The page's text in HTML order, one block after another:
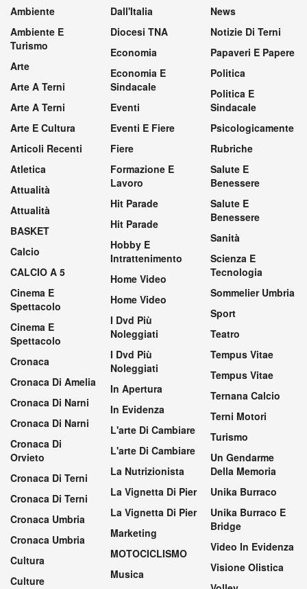
Ambiente
Ambiente E
Turismo
Arte
Arte A Terni
Arte A Terni
Arte E Cultura
Articoli Recenti
Atletica
Attualità
Attualità
BASKET
Calcio
CALCIO A 5
Cinema E
Spettacolo
Cinema E
Spettacolo
Cronaca
Cronaca Di Amelia
Cronaca Di Narni
Cronaca Di Narni
Cronaca Di
Orvieto
Cronaca Di Terni
Cronaca Di Terni
Cronaca Umbria
Cronaca Umbria
Cultura
Culture
Dall'Italia
Diocesi TNA
Economia
Economia E
Sindacale
Eventi
Eventi E Fiere
Fiere
Formazione E
Lavoro
Hit Parade
Hit Parade
Hobby E
Intrattenimento
Home Video
Home Video
I Dvd Più
Noleggiati
I Dvd Più
Noleggiati
In Apertura
In Evidenza
L'arte Di Cambiare
L'arte Di Cambiare
La Nutrizionista
La Vignetta Di Pier
La Vignetta Di Pier
Marketing
MOTOCICLISMO
Musica
News
Notizie Di Terni
Papaveri E Papere
Politica
Politica E
Sindacale
Psicologicamente
Rubriche
Salute E
Benessere
Salute E
Benessere
Sanità
Scienza E
Tecnologia
Sommelier Umbria
Sport
Teatro
Tempus Vitae
Tempus Vitae
Ternana Calcio
Terni Motori
Turismo
Un Gendarme
Della Memoria
Unika Burraco
Unika Burraco E
Bridge
Video In Evidenza
Visione Olistica